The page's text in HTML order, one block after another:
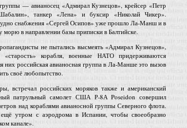
— авианосец «Адмирал Кузнецов», крейсер «Петр
танкер «Лена» и буксир «Николай Чикер».
снабжения «Сергей Осипов» уже прошло Ла-Манш и в
в направлении базы приписки в Балтийске.
не пытались высмеять «Адмирал Кузнецов»,
корабля, военные НАТО придерживаются
них российская авианосная группа в Ла-Манше это вызов
своё любопытство.
встречал российских моряков также и американский
патрульный самолет США Р-8А Poseidon совершил
над кораблями авианосной группы Северного флота.
ещё утром с аэродрома в Испании, чтобы своеобразно
канале».